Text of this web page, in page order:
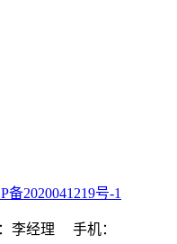
备2020041219号-1
李经理 手机：